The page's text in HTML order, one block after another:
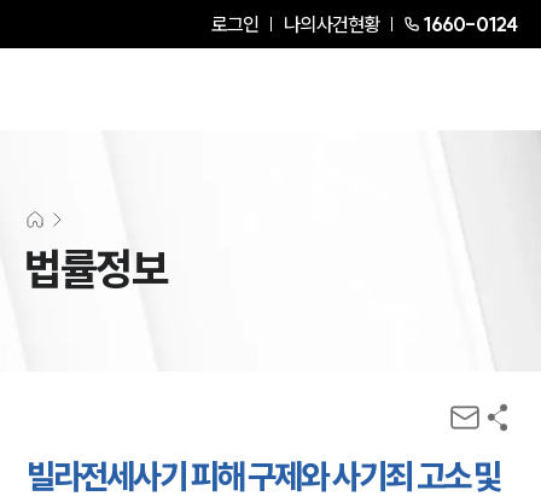
로그인 나의사건현황 1660-0124
법률정보
빌라전세사기 피해 구제와 사기죄 고소 및